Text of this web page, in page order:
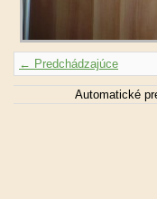
← Predchádzajúce
Automatické